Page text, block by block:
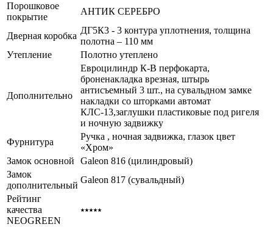
Порошковое
покрытие
АНТИК СЕРЕБРО
Дверная коробка
ДГ5К3 - 3 контура уплотнения, толщина
полотна – 110 мм
Утепление
Полотно утеплено
Дополнительно
Евроцилиндр К-В перфокарта,
броненакладка врезная, штырь
антисъемный 3 шт., на сувальдном замке
накладки со шторками автомат
КЛС-13,заглушки пластиковые под ригеля
и ночную задвижку
Фурнитура
Ручка , ночная задвижка, глазок цвет
«Хром»
Замок основной
Galeon 816 (цилиндровый)
Замок
дополнительный
Galeon 817 (сувальдный)
Рейтинг
качества
NEOGREEN
⭑⭑⭑⭑⭑